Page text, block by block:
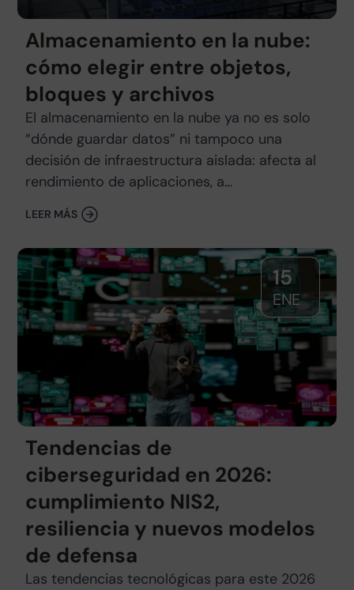
Almacenamiento en la nube:
cómo elegir entre objetos,
bloques y archivos
El almacenamiento en la nube ya no es solo
“dónde guardar datos” ni tampoco una
decisión de infraestructura aislada: afecta al
rendimiento de aplicaciones, a…
LEER MÁS
15
ENE
Tendencias de
ciberseguridad en 2026:
cumplimiento NIS2,
resiliencia y nuevos modelos
de defensa
Las tendencias tecnológicas para este 2026